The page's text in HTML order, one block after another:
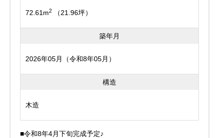
72.61m2 （21.96坪）
築年月
2026年05月（令和8年05月）
構造
木造
■令和8年4月下旬完成予定♪